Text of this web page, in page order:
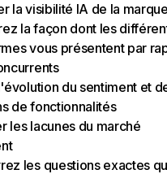
la visibilité IA de la
la façon dont les
vous présentent par
du sentiment et
de fonctionnalités
les lacunes du marché
les questions exactes